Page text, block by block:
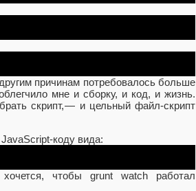
причинам потребовалось больше
мне и сборку, и код, и жизнь.
скрипт, — и цельный файл-скрипт
коду вида:
чтобы grunt watch работал